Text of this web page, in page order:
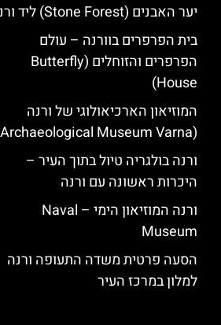
יער האבנים (Stone Forest) ליד ורנה
בית הפרפרים בוורנה – עולם
הפרפרים והזוחלים (Butterfly
House)
המוזיאון הארכיאולוגי של ורנה
(Archaeological Museum Varna)
ורנה בולגריה טיול בתוך העיר –
היכרות ראשונה עם ורנה
ורנה המוזיאון הימי – Naval
Museum
הסעה פרטית משדה התעופה ורנה
למלון במרכז העיר